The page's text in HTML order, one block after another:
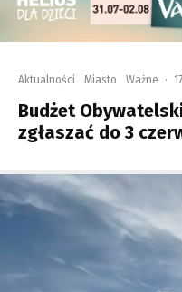
Aktualności Miasto Ważne ·
Budżet
zgłaszać do 3